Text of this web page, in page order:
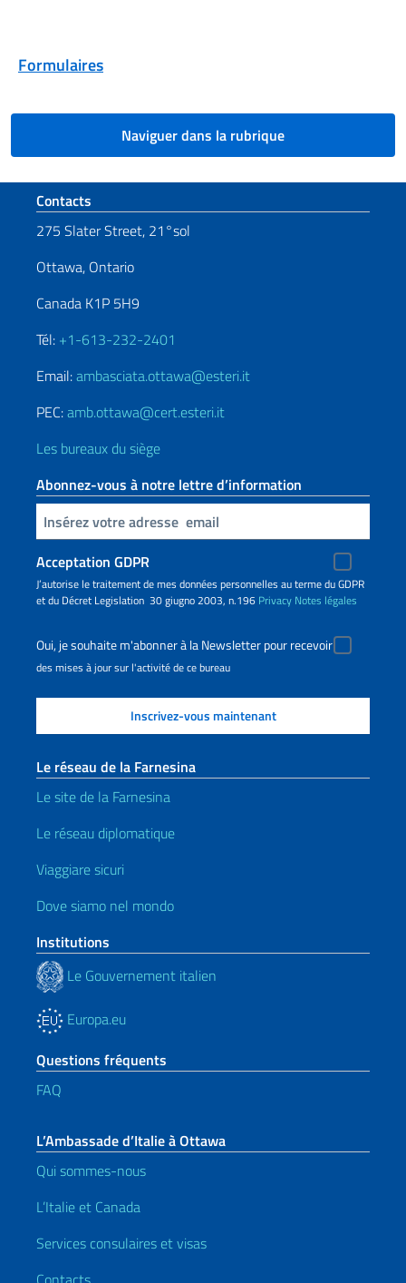
Formulaires
Naviguer dans la rubrique
Section de pied de page
Contacts
275 Slater Street, 21°sol
Ottawa, Ontario
Canada K1P 5H9
Tél: +1-613-232-2401
Email:ambasciata.ottawa@esteri.it
PEC:amb.ottawa@cert.esteri.it
Les bureaux du siège
Abonnez-vous à notre lettre d’information
Insert your email
Acceptation GDPR
J’autorise le traitement de mes données personnelles au terme du GDPR
et du Décret Legislation 30 giugno 2003, n.196 Privacy Notes légales
Oui, je souhaite m'abonner à la Newsletter pour recevoir
des mises à jour sur l'activité de ce bureau
Le réseau de la Farnesina
Le site de la Farnesina
Le réseau diplomatique
Viaggiare sicuri
Dove siamo nel mondo
Institutions
Le Gouvernement italien
Europa.eu
Questions fréquents
FAQ
L’Ambassade d’Italie à Ottawa
Qui sommes-nous
L’Italie et Canada
Services consulaires et visas